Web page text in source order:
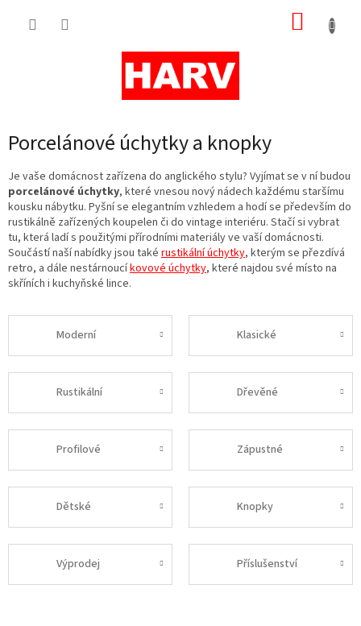
Porcelánové úchytky a knopky
Je vaše domácnost zařízena do anglického stylu? Vyjímat se v ní budou
porcelánové úchytky, které vnesou nový nádech každému staršímu
kousku nábytku. Pyšní se elegantním vzhledem a hodí se především do
rustikálně zařízených koupelen či do vintage interiéru. Stačí si vybrat
tu, která ladí s použitými přírodními materiály ve vaší domácnosti.
Součástí naší nabídky jsou také rustikální úchytky, kterým se přezdívá
retro, a dále nestárnoucíkovové úchytky, které najdou své místo na
skříních i kuchyňské lince.
Moderní Klasické
Rustikální Dřevěné
Profilové Zápustné
Dětské Knopky
Výprodej Příslušenství